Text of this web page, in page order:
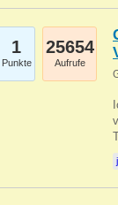
1
Punkte
25654
Aufrufe